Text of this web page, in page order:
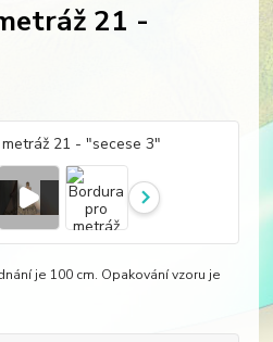
21 -
je 100 cm. Opakování vzoru je